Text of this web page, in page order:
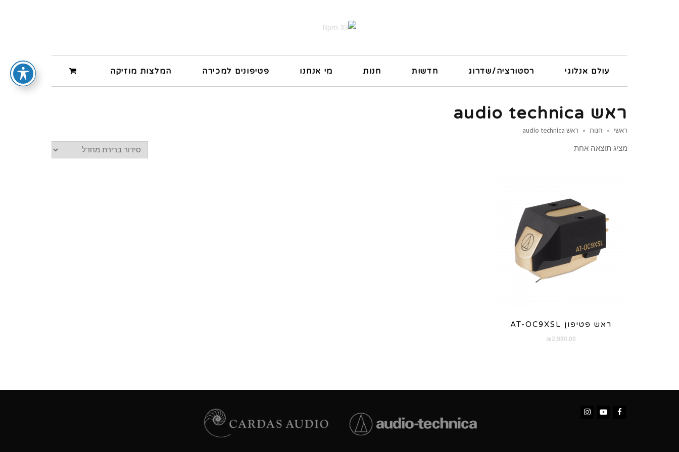
עולם אנלוגי רסטורציה/שדרוג חדשות חנות מי אנחנו פטיפונים למכירה המלצות מוזיקה
ראש audio technica
ראשי » חנות » ראש audio technica
מציג תוצאה אחת
ראש פטיפון AT-OC9XSL
₪ 2,990.00